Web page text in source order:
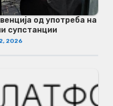
од употреба на
супстанции
2026